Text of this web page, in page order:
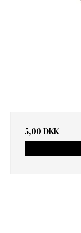
5,00 DKK